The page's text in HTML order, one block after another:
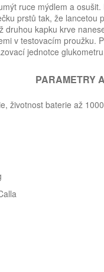
ruce mýdlem a
prstů tak, že
druhou kapku krve
v testovacím proužku.
jednotce
PARAMETRY
životnost baterie až